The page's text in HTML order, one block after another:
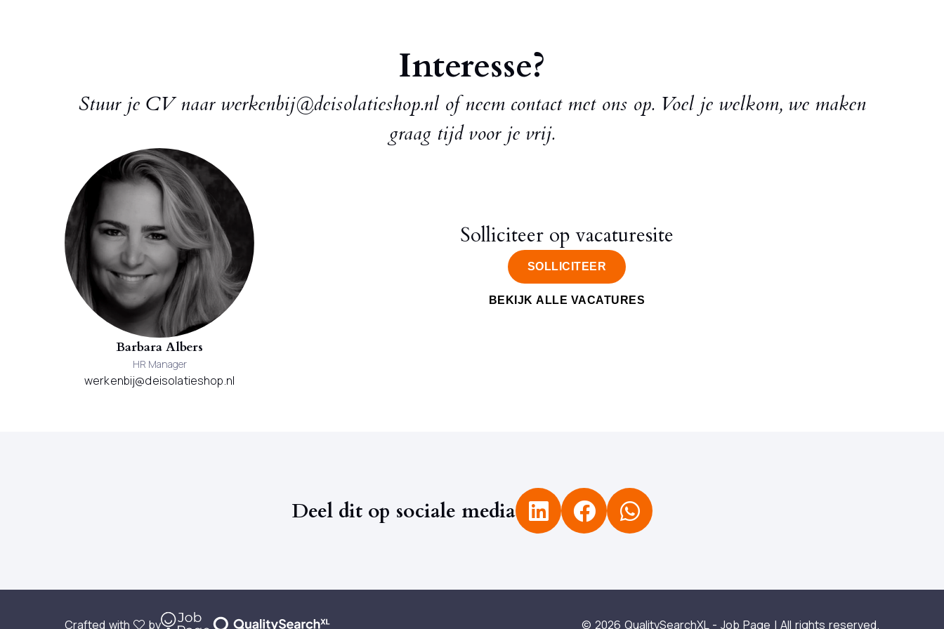
Interesse?
Stuur je CV naar werkenbij@deisolatieshop.nl of neem contact met ons op. Voel je welkom, we maken
graag tijd voor je vrij.
Barbara Albers
HR Manager
werkenbij@deisolatieshop.nl
Solliciteer op vacaturesite
SOLLICITEER
BEKIJK ALLE VACATURES
Deel dit op sociale media
Crafted with by © 2026 QualitySearchXL - Job Page | All rights reserved.